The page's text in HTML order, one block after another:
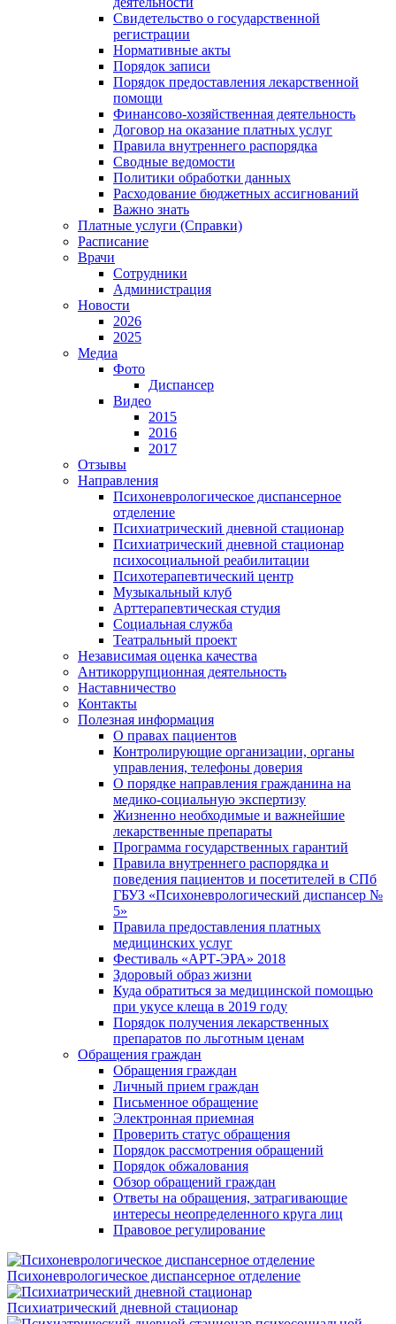
Свидетельство о государственной
регистрации
Нормативные акты
Порядок записи
Порядок предоставления лекарственной
помощи
Финансово-хозяйственная деятельность
Договор на оказание платных услуг
Правила внутреннего распорядка
Сводные ведомости
Политики обработки данных
Расходование бюджетных ассигнований
Важно знать
Платные услуги (Справки)
Расписание
Врачи
Сотрудники
Администрация
Новости
2026
2025
Медиа
Фото
Диспансер
Видео
2015
2016
2017
Отзывы
Направления
Психоневрологическое диспансерное
отделение
Психиатрический дневной стационар
Психиатрический дневной стационар
психосоциальной реабилитации
Психотерапевтический центр
Музыкальный клуб
Арттерапевтическая студия
Социальная служба
Театральный проект
Независимая оценка качества
Антикоррупционная деятельность
Наставничество
Контакты
Полезная информация
О правах пациентов
Контролирующие организации, органы
управления, телефоны доверия
О порядке направления гражданина на
медико-социальную экспертизу
Жизненно необходимые и важнейшие
лекарственные препараты
Программа государственных гарантий
Правила внутреннего распорядка и
поведения пациентов и посетителей в СПб
ГБУЗ «Психоневрологический диспансер №
5»
Правила предоставления платных
медицинских услуг
Фестиваль «АРТ-ЭРА» 2018
Здоровый образ жизни
Куда обратиться за медицинской помощью
при укусе клеща в 2019 году
Порядок получения лекарственных
препаратов по льготным ценам
Обращения граждан
Обращения граждан
Личный прием граждан
Письменное обращение
Электронная приемная
Проверить статус обращения
Порядок рассмотрения обращений
Порядок обжалования
Обзор обращений граждан
Ответы на обращения, затрагивающие
интересы неопределенного круга лиц
Правовое регулирование
Психоневрологическое диспансерное отделение
Психиатрический дневной стационар